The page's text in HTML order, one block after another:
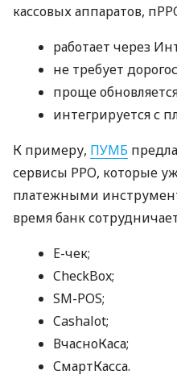
кассовых аппаратов,
работает через
не требует
проще
интегрируется с
К примеру, ПУМБ
сервисы РРО, которые
платежными
время банк
E-чек;
CheckBox;
SM-POS;
Cashalot;
ВчасноКаса;
СмартКасса.